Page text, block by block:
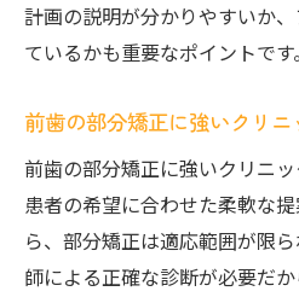
計画の説明が分かりやすいか
ているかも重要なポイントです。
前歯の部分矯正に強いクリ
前歯の部分矯正に強いクリニ
患者の希望に合わせた柔軟な
ら、部分矯正は適応範囲が限
師による正確な診断が必要だ